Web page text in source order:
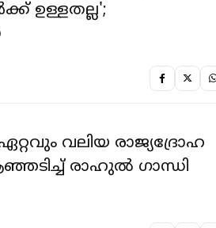
ഉള്ളതല്ല';
വലിയ രാജ്യദ്രോഹ
രാഹുൽ ഗാന്ധി